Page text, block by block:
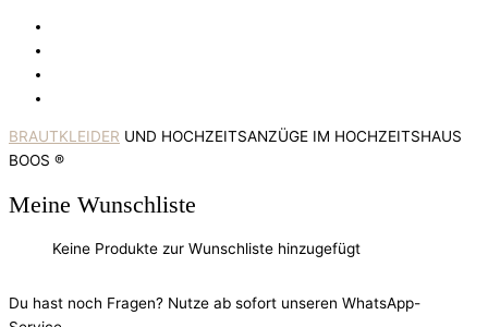
BRAUTKLEIDER UND HOCHZEITSANZÜGE IM HOCHZEITSHAUS
BOOS ®
Meine Wunschliste
Keine Produkte zur Wunschliste hinzugefügt
Du hast noch Fragen? Nutze ab sofort unseren WhatsApp-